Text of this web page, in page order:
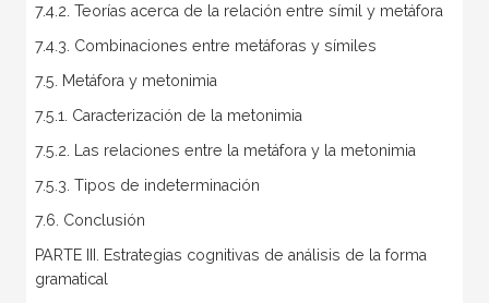
7.4.2. Teorías acerca de la relación entre símil y metáfora
7.4.3. Combinaciones entre metáforas y símiles
7.5. Metáfora y metonimia
7.5.1. Caracterización de la metonimia
7.5.2. Las relaciones entre la metáfora y la metonimia
7.5.3. Tipos de indeterminación
7.6. Conclusión
PARTE III. Estrategias cognitivas de análisis de la forma
gramatical